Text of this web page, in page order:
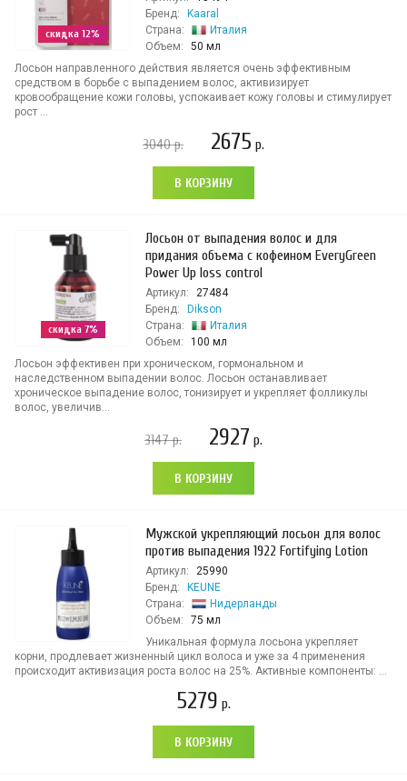
скидка 12%
Бренд:
Kaaral
Страна:
Италия
Объем:
50 мл
Лосьон направленного действия является очень эффективным
средством в борьбе с выпадением волос, активизирует
кровообращение кожи головы, успокаивает кожу головы и стимулирует
рост ...
3040р. 2675 р.
В КОРЗИНУ
скидка 7%
Лосьон от выпадения волос и для
придания объема с кофеином EveryGreen
Power Up loss control
Артикул:
27484
Бренд:
Dikson
Страна:
Италия
Объем:
100 мл
Лосьон эффективен при хроническом, гормональном и
наследственном выпадении волос. Лосьон останавливает
хроническое выпадение волос, тонизирует и укрепляет фолликулы
волос, увеличив...
3147р. 2927 р.
В КОРЗИНУ
Мужской укрепляющий лосьон для волос
против выпадения 1922 Fortifying Lotion
Артикул:
25990
Бренд:
KEUNE
Страна:
Нидерланды
Объем:
75 мл
Уникальная формула лосьона укрепляет
корни, продлевает жизненный цикл волоса и уже за 4 применения
происходит активизация роста волос на 25%. Активные компоненты: ...
5279 р.
В КОРЗИНУ